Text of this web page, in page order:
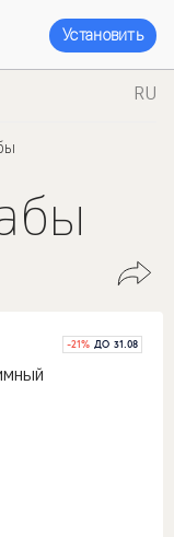
Установить
RU
-21% ДО 31.08